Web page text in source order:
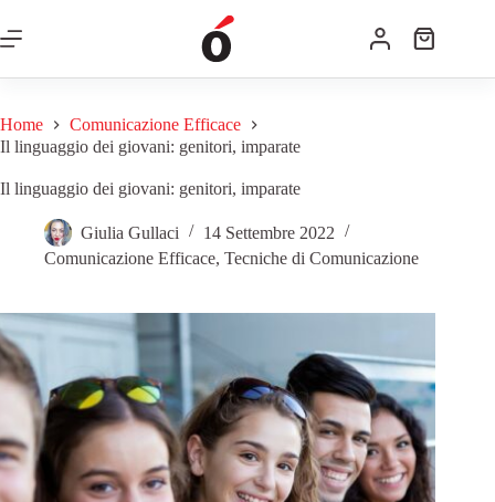
Home
Comunicazione Efficace
Il linguaggio dei giovani: genitori, imparate
Il linguaggio dei giovani: genitori, imparate
Giulia Gullaci
14 Settembre 2022
Comunicazione Efficace, Tecniche di Comunicazione